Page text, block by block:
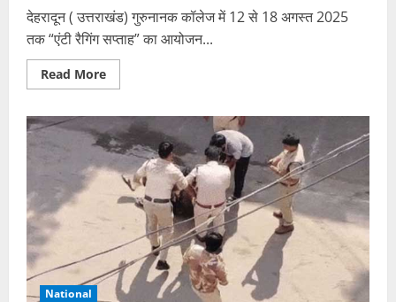
देहरादून ( उत्तराखंड) गुरुनानक कॉलेज में 12 से 18 अगस्त 2025
तक “एंटी रैगिंग सप्ताह” का आयोजन...
Read MoreRead
more
कॉलेज
में
12
18
अगस्त
तक
“एंटी
रैगिंग
सप्ताह”
सफलता
पूर्वक
मनाया
गया
National